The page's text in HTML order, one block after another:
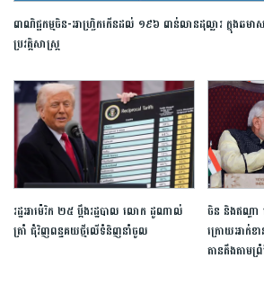
ពាណិជ្ជកម្ម​ចិន​-​អាហ្វ្រិក​កើន​ដល់​ ​១៩៦​ ​ពាន់​លាន​ដុល្លារ​ ក្នុង​ឆម
ប្រវត្តិសាស្ត្រ​
រដ្ឋ​អាម៉េរិក​ ​២៥​ ​ប្ដឹង​រដ្ឋបាល លោក​ ​ដូណាល់ ​
ត្រាំ ​ជុំវិញ​ពន្ធ​គយ​ថ្មី​លើ​ទំនិញ​នាំចូល​
ចិន និងឥណ្ឌា
ក្រោយអាក់ខា
តានតឹងតាមព្